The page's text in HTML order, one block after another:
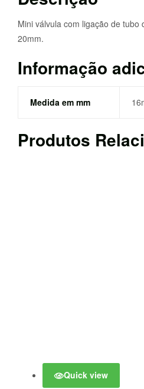
Mini válvula com ligação de
20mm.
Informação
Medida em mm
Produtos
Quick view